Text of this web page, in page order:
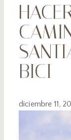
BICI
diciembre 11,